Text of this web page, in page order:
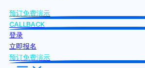
预订免费演示
CALLBACK
登录
立即报名
预订免费演示